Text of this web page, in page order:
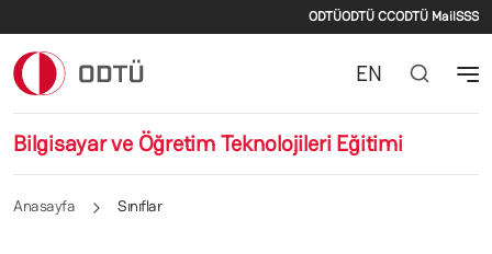
İkincil menü
ODTÜODTÜ CCODTÜ MailSSS
Bilgisayar ve Öğretim Teknolojileri Eğitimi
EN
Anasayfa Sınıflar